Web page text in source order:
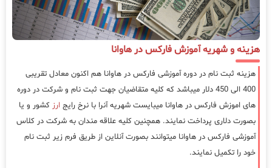
هزینه و شهریه آموزش فارکس در هاوانا
هزینه ثبت نام در دوره آموزشی فارکس در هاوانا هم اکنون معادل تقریبی
400 الی 450 دلار میباشد که کلیه متقاضیان جهت ثبت نام و شرکت در دوره
های اموزش فارکس در هاوانا میبایست شهریه آنرا با نرخ رایج ارز کشور و یا
بصورت دلاری پرداخت نمایند. همچنین کلیه علاقه مندان به شرکت در کلاس
آموزشی فارکس در هاوانا میتوانند بصورت آنلاین از طریق فرم زیر ثبت نام
خود را تکمیل نمایند.